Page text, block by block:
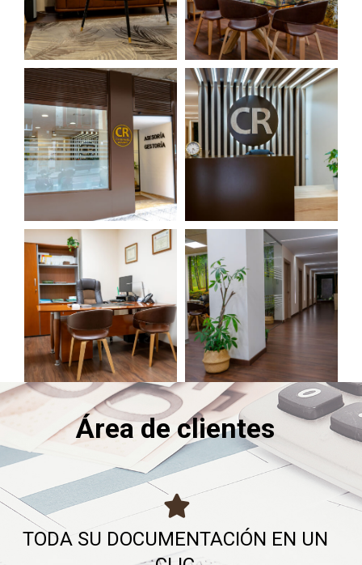
Área de clientes
TODA SU DOCUMENTACIÓN EN UN